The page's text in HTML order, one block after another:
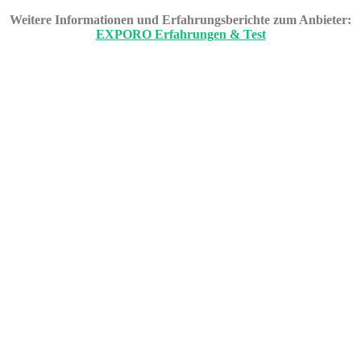
Weitere Informationen und Erfahrungsberichte zum Anbieter:
EXPORO Erfahrungen & Test